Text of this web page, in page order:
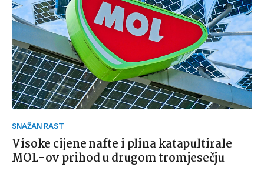
SNAŽAN RAST
Visoke cijene nafte i plina katapultirale
MOL-ov prihod u drugom tromjesečju